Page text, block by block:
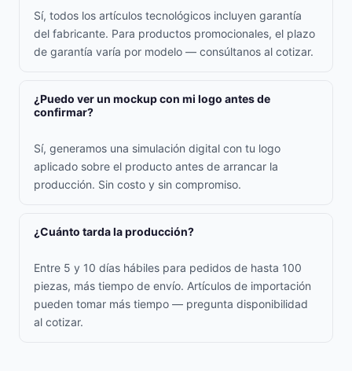
Sí, todos los artículos tecnológicos incluyen garantía
del fabricante. Para productos promocionales, el plazo
de garantía varía por modelo — consúltanos al cotizar.
¿Puedo ver un mockup con mi logo antes de
confirmar?
Sí, generamos una simulación digital con tu logo
aplicado sobre el producto antes de arrancar la
producción. Sin costo y sin compromiso.
¿Cuánto tarda la producción?
Entre 5 y 10 días hábiles para pedidos de hasta 100
piezas, más tiempo de envío. Artículos de importación
pueden tomar más tiempo — pregunta disponibilidad
al cotizar.